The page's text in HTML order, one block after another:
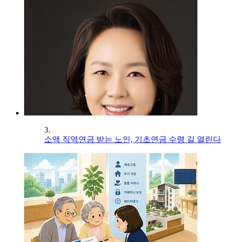
3.
소액 직역연금 받는 노인, 기초연금 수령 길 열린다